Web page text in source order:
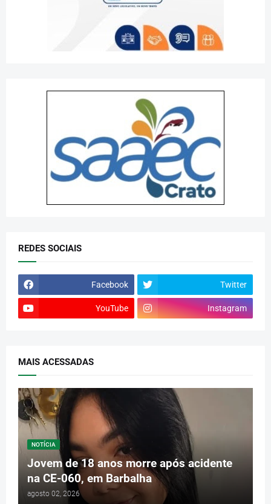
REDES SOCIAIS
Facebook Twitter
YouTube Instagram
MAIS ACESSADAS
NOTÍCIA
Jovem de 18 anos morre após acidente
na CE-060, em Barbalha
agosto 02, 2026